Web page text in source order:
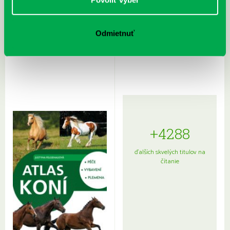
Odmietnuť
Rudź, Przemyslaw: Atlas hviezd:
Hardy, Paula: Japonsko na tanieri:
+4288
ďalších skvelých titulov na
čítanie